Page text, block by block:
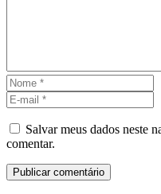
Salvar meus dados neste
comentar.